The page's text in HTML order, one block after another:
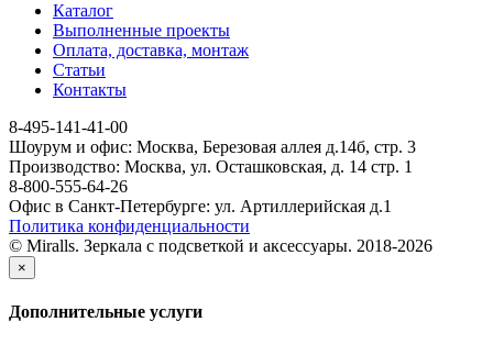
Каталог
Выполненные проекты
Оплата, доставка, монтаж
Статьи
Контакты
8-495-141-41-00
Шоурум и офис: Москва, Березовая аллея д.14б, стр. 3
Производство: Москва, ул. Осташковская, д. 14 стр. 1
8-800-555-64-26
Офис в Санкт-Петербурге: ул. Артиллерийская д.1
Политика конфиденциальности
© Miralls. Зеркала с подсветкой и аксессуары. 2018-2026
×
Дополнительные услуги